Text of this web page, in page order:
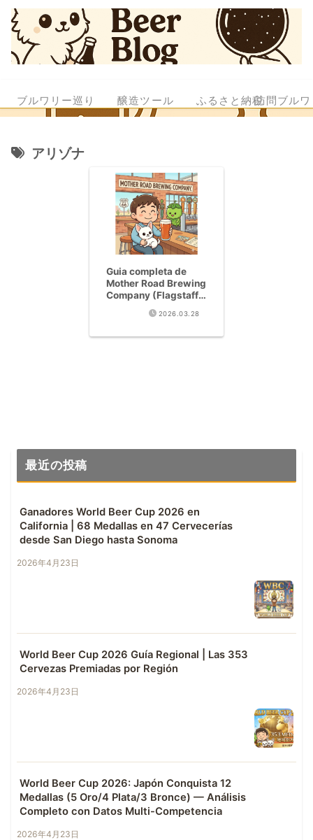
ブルワリー巡り 醸造ツール ふるさと納税訪問ブル
アリゾナ
Guia completa de
Mother Road Brewing
Company (Flagstaff,
AZ) | Todo sobre la
IPA numero 1 de2026.03.28
最近の投稿
Ganadores World Beer Cup 2026 en
California | 68 Medallas en 47 Cervecerías
desde San Diego hasta Sonoma
2026年4月23日
World Beer Cup 2026 Guía Regional | Las 353
Cervezas Premiadas por Región
2026年4月23日
World Beer Cup 2026: Japón Conquista 12
Medallas (5 Oro/4 Plata/3 Bronce) — Análisis
Completo con Datos Multi-Competencia
2026年4月23日